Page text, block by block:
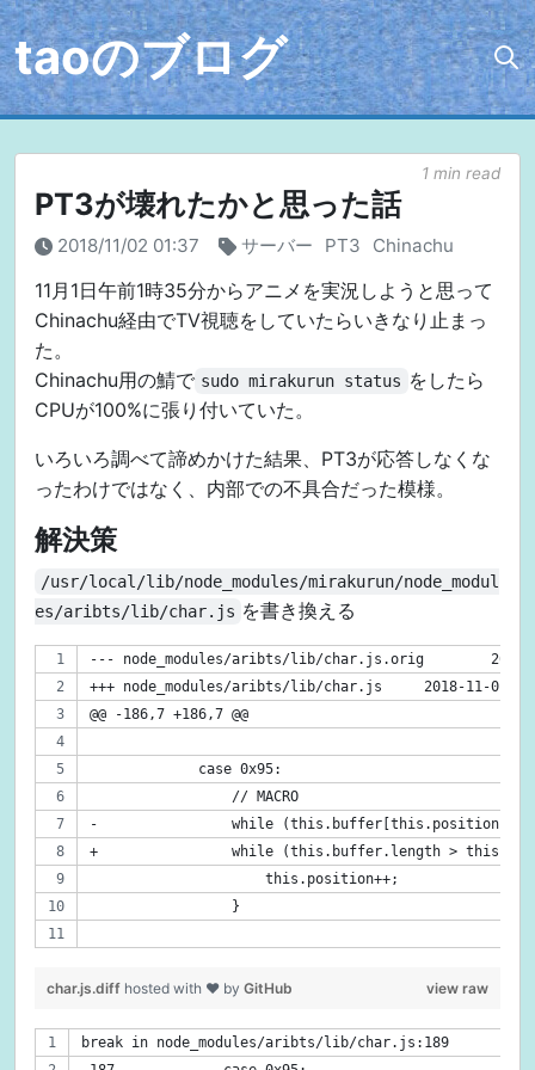
taoのブログ
1 min read
PT3が壊れたかと思った話
2018/11/02 01:37 サーバー PT3 Chinachu
11月1日午前1時35分からアニメを実況しようと思って
Chinachu経由でTV視聴をしていたらいきなり止まっ
た。
Chinachu用の鯖で sudo mirakurun status をしたら
CPUが100%に張り付いていた。
いろいろ調べて諦めかけた結果、PT3が応答しなくな
ったわけではなく、内部での不具合だった模様。
解決策
/usr/local/lib/node_modules/mirakurun/node_modul
es/aribts/lib/char.js を書き換える
---
+++ node_modules/aribts/
@@ -186,7 +186,7 @@
             case 0x95:
                 // MACRO
-                while (this.buffer[this.position] !==
+                while (this.buffer.length >
                     this.position++;
                 }
view raw
char.js.diff hosted with ❤ by GitHub
break in node_modules/aribts/lib/char.js:189